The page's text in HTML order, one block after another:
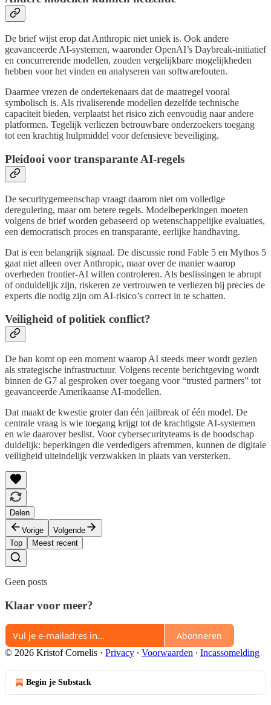
De brief wijst erop dat Anthropic niet uniek is. Ook andere
geavanceerde AI-systemen, waaronder OpenAI’s Daybreak-initiatief
en concurrerende modellen, zouden vergelijkbare mogelijkheden
hebben voor het vinden en analyseren van softwarefouten.
Daarmee vrezen de ondertekenaars dat de maatregel vooral
symbolisch is. Als rivaliserende modellen dezelfde technische
capaciteit bieden, verplaatst het risico zich eenvoudig naar andere
platformen. Tegelijk verliezen betrouwbare onderzoekers toegang
tot een krachtig hulpmiddel voor defensieve beveiliging.
Pleidooi voor transparante AI-regels
De securitygemeenschap vraagt daarom niet om volledige
deregulering, maar om betere regels. Modelbeperkingen moeten
volgens de brief worden gebaseerd op wetenschappelijke evaluaties,
een democratisch proces en transparante, eerlijke handhaving.
Dat is een belangrijk signaal. De discussie rond Fable 5 en Mythos 5
gaat niet alleen over Anthropic, maar over de manier waarop
overheden frontier-AI willen controleren. Als beslissingen te abrupt
of onduidelijk zijn, riskeren ze vertrouwen te verliezen bij precies de
experts die nodig zijn om AI-risico’s correct in te schatten.
Veiligheid of politiek conflict?
De ban komt op een moment waarop AI steeds meer wordt gezien
als strategische infrastructuur. Volgens recente berichtgeving wordt
binnen de G7 al gesproken over toegang voor “trusted partners” tot
geavanceerde Amerikaanse AI-modellen.
Dat maakt de kwestie groter dan één jailbreak of één model. De
centrale vraag is wie toegang krijgt tot de krachtigste AI-systemen
en wie daarover beslist. Voor cybersecurityteams is de boodschap
duidelijk: beperkingen die verdedigers afremmen, kunnen de digitale
veiligheid uiteindelijk verzwakken in plaats van versterken.
Delen
Vorige
Volgende
Top
Meest recent
Geen posts
Klaar voor meer?
Abonneren
© 2026 Kristof Cornelis · Privacy ∙ Voorwaarden ∙ Incassomelding
Begin je Substack